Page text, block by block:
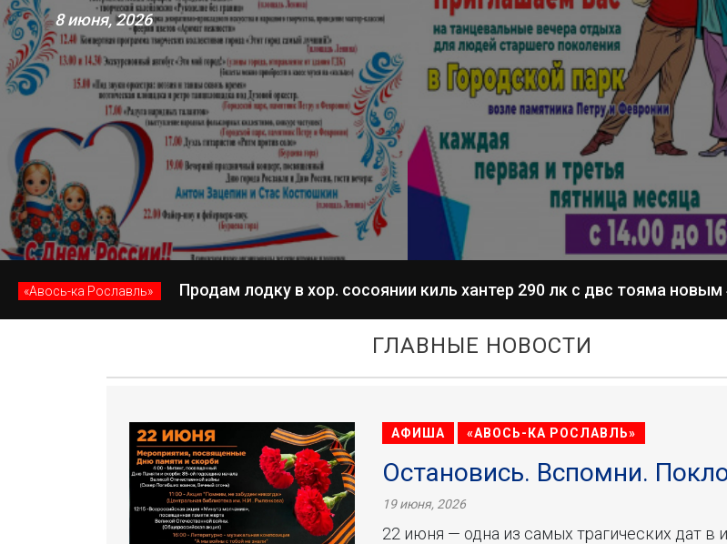
8 июня, 2026
«Авось-ка Рославль» Продам лодку в хор. сосоянии киль хантер 290 лк с двс тояма новым
ГЛАВНЫЕ НОВОСТИ
АФИША «АВОСЬ-КА РОСЛАВЛЬ»
Остановись. Вспомни.
19 июня, 2026
22 июня — одна из самых трагических дат в